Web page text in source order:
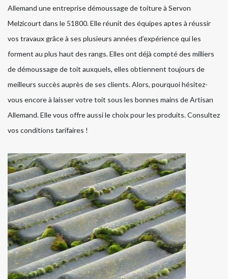
Allemand une entreprise démoussage de toiture à Servon
Melzicourt dans le 51800. Elle réunit des équipes aptes à réussir
vos travaux grâce à ses plusieurs années d’expérience qui les
forment au plus haut des rangs. Elles ont déjà compté des milliers
de démoussage de toit auxquels, elles obtiennent toujours de
meilleurs succès auprès de ses clients. Alors, pourquoi hésitez-
vous encore à laisser votre toit sous les bonnes mains de Artisan
Allemand. Elle vous offre aussi le choix pour les produits. Consultez
vos conditions tarifaires !